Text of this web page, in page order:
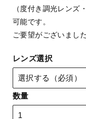
（度付き調光レンズ
可能です。
ご要望がございまし
レンズ選択
数量